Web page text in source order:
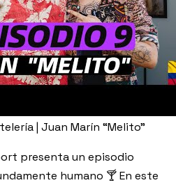
| Juan Marín “Melito”
presenta un episodio
humano 🍸 En este